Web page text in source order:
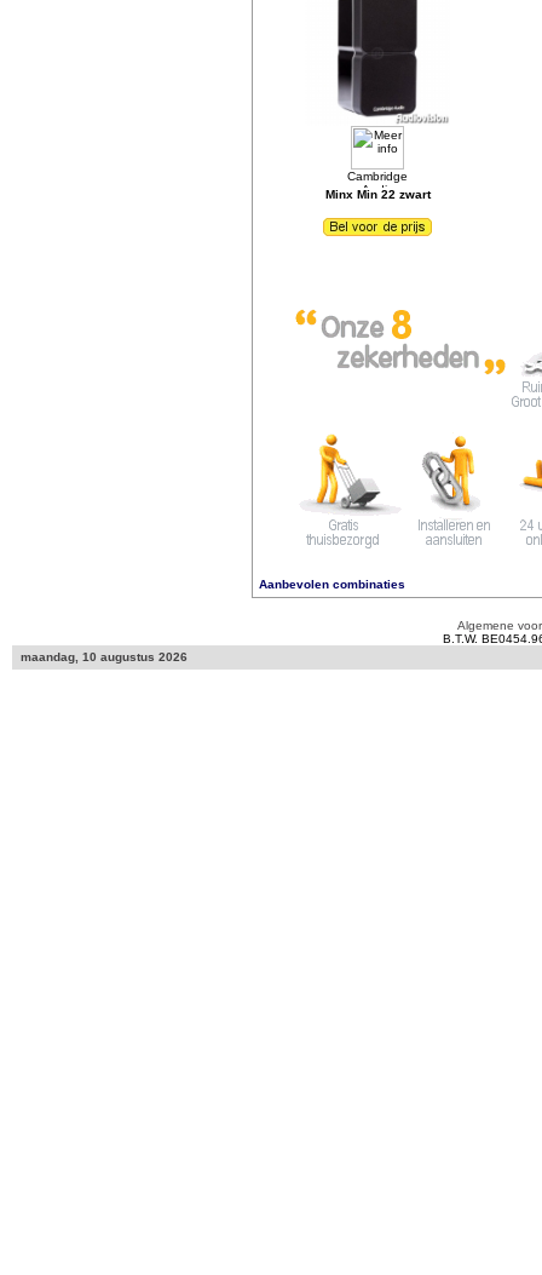
Minx Min 22 zwart
Aanbevolen combinaties
Algemene
B.T.W.
maandag, 10 augustus 2026